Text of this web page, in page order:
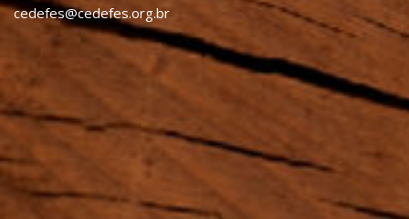
cedefes@cedefes.org.br